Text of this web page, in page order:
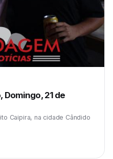
Domingo, 21 de
Caipira, na cidade Cândido